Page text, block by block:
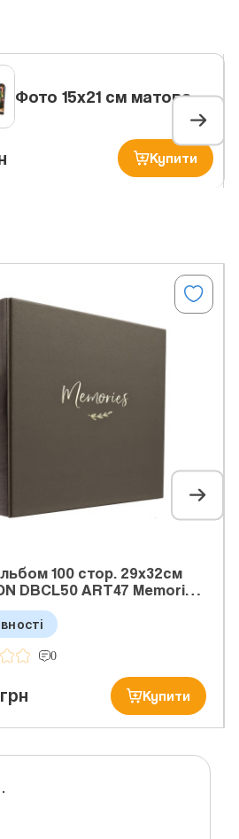
Фото 15х21 см матова
Купити
100 стор. 29x32см
DBCL50 ART47 Memori…
0
Купити